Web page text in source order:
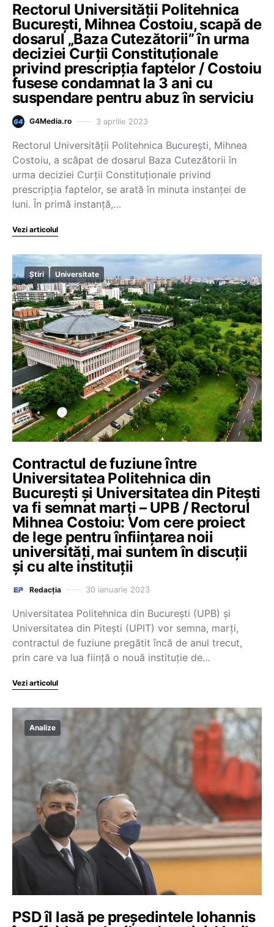
Rectorul Universității Politehnica
București, Mihnea Costoiu, scapă de
dosarul „Baza Cutezătorii” în urma
deciziei Curții Constituționale
privind prescripția faptelor / Costoiu
fusese condamnat la 3 ani cu
suspendare pentru abuz în serviciu
G4Media.ro 3 aprilie 2023
Rectorul Universității Politehnica București, Mihnea
Costoiu, a scăpat de dosarul Baza Cutezătorii în
urma deciziei Curții Constituționale privind
prescripția faptelor, se arată în minuta instanței de
luni. În primă instanță,…
Vezi articolul
Știri Universitate
Contractul de fuziune între
Universitatea Politehnica din
București și Universitatea din Pitești
va fi semnat marți – UPB / Rectorul
Mihnea Costoiu: Vom cere proiect
de lege pentru înființarea noii
universități, mai suntem în discuții
și cu alte instituții
Redacția 30 ianuarie 2023
Universitatea Politehnica din București (UPB) și
Universitatea din Pitești (UPIT) vor semna, marți,
contractul de fuziune pregătit încă de anul trecut,
prin care va lua ființă o nouă instituție de…
Vezi articolul
Analize
PSD îl lasă pe președintele Iohannis